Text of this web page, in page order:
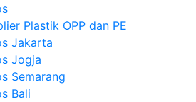
Plastik OPP dan PE
Jakarta
Jogja
Semarang
Bali